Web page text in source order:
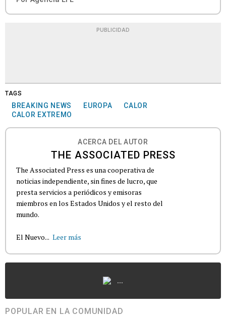
PUBLICIDAD
TAGS
BREAKING NEWS EUROPA
CALOR
CALOR EXTREMO
ACERCA DEL AUTOR
THE ASSOCIATED PRESS
The Associated Press es una cooperativa de
noticias independiente, sin fines de lucro, que
presta servicios a periódicos y emisoras
miembros en los Estados Unidos y el resto del
mundo.
El Nuevo... Leer más
...
POPULAR EN LA COMUNIDAD